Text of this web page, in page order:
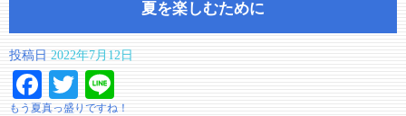
夏を楽しむために
投稿日 2022年7月12日
Facebook
Twitter
もう夏真っ盛りですね！